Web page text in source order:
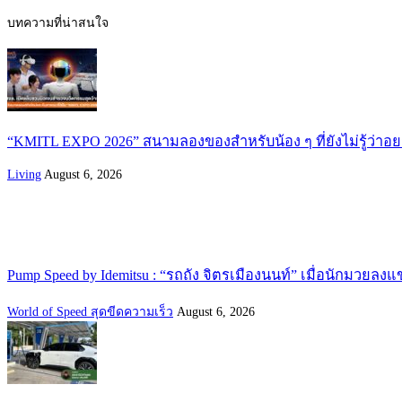
บทความที่น่าสนใจ
“KMITL EXPO 2026” สนามลองของสำหรับน้อง ๆ ที่ยังไม่รู้ว่าอ
Living August 6, 2026
Pump Speed by Idemitsu : “รถถัง จิตรเมืองนนท์” เมื่อนักมวยลง
World of Speed สุดขีดความเร็ว August 6, 2026